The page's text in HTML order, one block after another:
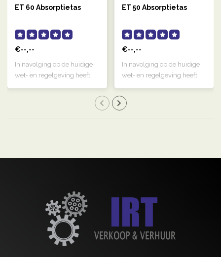
ET 60 Absorptietas
€--,--
In navolging op de huidige
wet- en regelgeving heeft
ET 50 Absorptietas
€--,--
In navolging op de huidige
wet- en regelgeving heeft